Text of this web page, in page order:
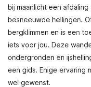
bij maanlicht een
besneeuwde hellingen.
bergklimmen en is een
iets voor jou. Deze
ondergronden en
een gids. Enige ervaring
wel gewenst.